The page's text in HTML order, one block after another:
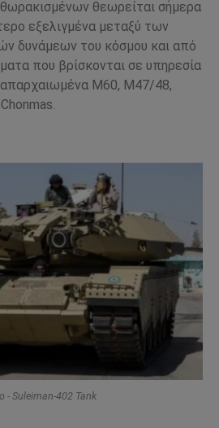
θεωρείται σήμερα
εξελιγμένα μεταξύ των
δυνάμεων του κόσμου και από
που βρίσκονται σε υπηρεσία
M60, M47/48,
- Suleiman-402 Tank